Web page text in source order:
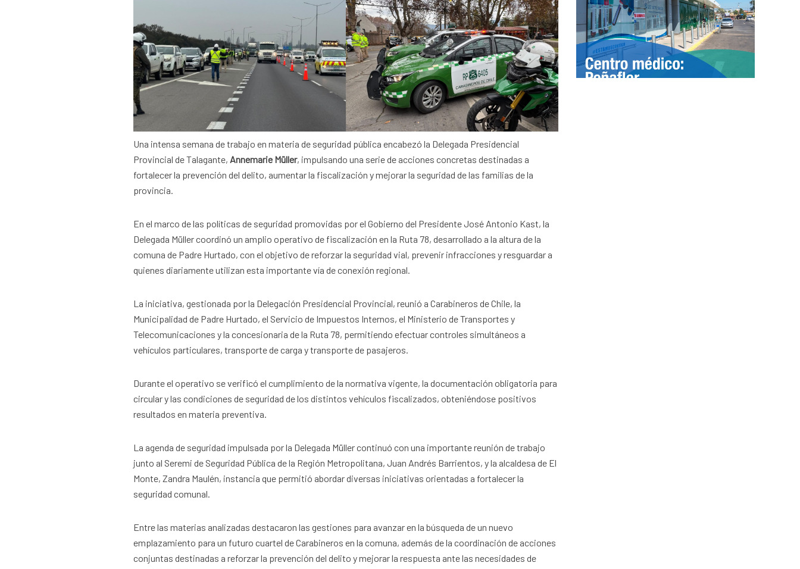
Una intensa semana de trabajo en materia de seguridad pública encabezó la Delegada Presidencial
Provincial de Talagante, Annemarie Müller, impulsando una serie de acciones concretas destinadas a
fortalecer la prevención del delito, aumentar la fiscalización y mejorar la seguridad de las familias de la
provincia.
En el marco de las políticas de seguridad promovidas por el Gobierno del Presidente José Antonio Kast, la
Delegada Müller coordinó un amplio operativo de fiscalización en la Ruta 78, desarrollado a la altura de la
comuna de Padre Hurtado, con el objetivo de reforzar la seguridad vial, prevenir infracciones y resguardar a
quienes diariamente utilizan esta importante vía de conexión regional.
La iniciativa, gestionada por la Delegación Presidencial Provincial, reunió a Carabineros de Chile, la
Municipalidad de Padre Hurtado, el Servicio de Impuestos Internos, el Ministerio de Transportes y
Telecomunicaciones y la concesionaria de la Ruta 78, permitiendo efectuar controles simultáneos a
vehículos particulares, transporte de carga y transporte de pasajeros.
Durante el operativo se verificó el cumplimiento de la normativa vigente, la documentación obligatoria para
circular y las condiciones de seguridad de los distintos vehículos fiscalizados, obteniéndose positivos
resultados en materia preventiva.
La agenda de seguridad impulsada por la Delegada Müller continuó con una importante reunión de trabajo
junto al Seremi de Seguridad Pública de la Región Metropolitana, Juan Andrés Barrientos, y la alcaldesa de El
Monte, Zandra Maulén, instancia que permitió abordar diversas iniciativas orientadas a fortalecer la
seguridad comunal.
Entre las materias analizadas destacaron las gestiones para avanzar en la búsqueda de un nuevo
emplazamiento para un futuro cuartel de Carabineros en la comuna, además de la coordinación de acciones
conjuntas destinadas a reforzar la prevención del delito y mejorar la respuesta ante las necesidades de